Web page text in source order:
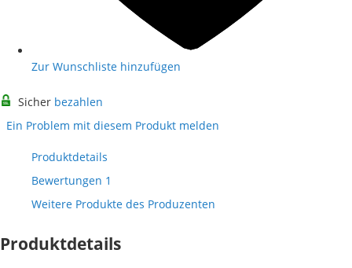
Zur Wunschliste hinzufügen
Sicher bezahlen
Ein Problem mit diesem Produkt melden
Produktdetails
Bewertungen 1
Weitere Produkte des Produzenten
Produktdetails